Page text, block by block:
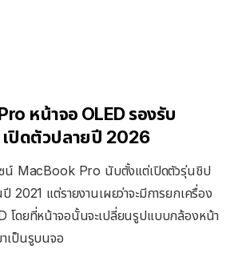
หน้าจอ OLED รองรับ
ปิดตัวปลายปี 2026
น์ MacBook Pro นับตั้งแต่เปิดตัวรุ่นชิป
แต่รายงานเผยว่าจะมีการยกเครื่อง
โดยที่หน้าจอนั้นจะเปลี่ยนรูปแบบกล้องหน้า
เป็นรูบนจอ